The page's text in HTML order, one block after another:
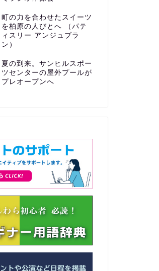
町の力を合わせたスイーツ
を柏原の人びとへ （パテ
ィスリー アンジュブラ
ン）
夏の到来。サンヒルスポー
ツセンターの屋外プールが
プレオープンへ